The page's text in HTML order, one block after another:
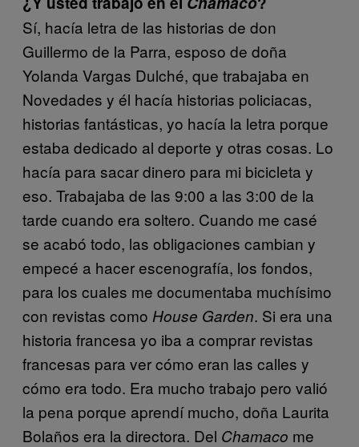
Sí, hacía letra de las historias de don
Guillermo de la Parra, esposo de doña
Yolanda Vargas Dulché, que trabajaba en
Novedades y él hacía historias policiacas,
historias fantásticas, yo hacía la letra porque
estaba dedicado al deporte y otras cosas. Lo
hacía para sacar dinero para mi bicicleta y
eso. Trabajaba de las 9:00 a las 3:00 de la
tarde cuando era soltero. Cuando me casé
se acabó todo, las obligaciones cambian y
empecé a hacer escenografía, los fondos,
para los cuales me documentaba muchísimo
con revistas como House Garden. Si era una
historia francesa yo iba a comprar revistas
francesas para ver cómo eran las calles y
cómo era todo. Era mucho trabajo pero valió
la pena porque aprendí mucho, doña Laurita
Bolaños era la directora. Del Chamaco me